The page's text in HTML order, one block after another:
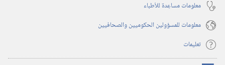
معلومات مساعِدة للأطباء
معلومات للمسؤولين الحكوميين والصحافيين
تعليمات